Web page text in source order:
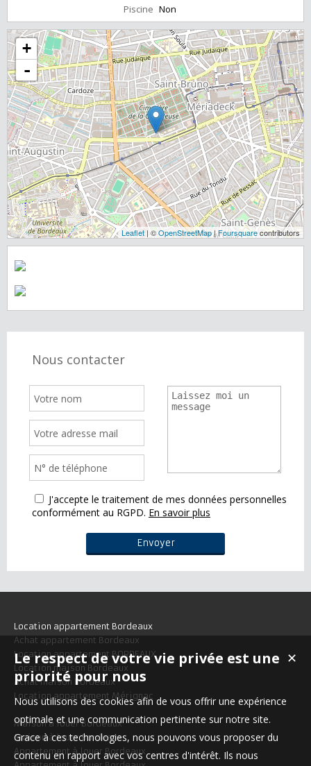
Piscine Non
+
-
Leaflet | ©OpenStreetMap|Foursquarecontributors
Nous contacter
J'accepte le traitement de mes données personnelles
conformément au RGPD. En savoir plus
Location appartement Bordeaux
Achat appartement Bordeaux
Location appartement BORDEAUX
Location maison Bordeaux
Achat maison Bordeaux
Location appartement Mérignac
Maison à louer Bordeaux
Maison à louer Bordeaux
Appartement à louer Bordeaux
✕
Le respect de votre vie privée est une
priorité pour nous
Nous utilisons des cookies afin de vous offrir une expérience
optimale et une communication pertinente sur notre site.
Grace à ces technologies, nous pouvons vous proposer du
contenu en rapport avec vos centres d'intérêt. Ils nous